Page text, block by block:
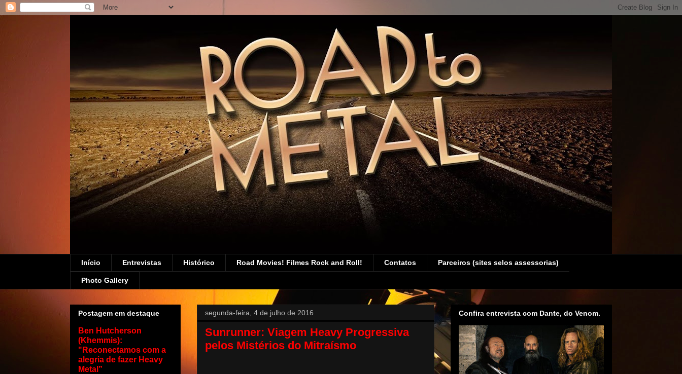
Início Entrevistas Histórico Road Movies! Filmes Rock and Roll! Contatos Parceiros (sites selos assessorias)
Photo Gallery
segunda-feira, 4 de julho de 2016
Sunrunner: Viagem Heavy Progressiva
pelos Mistérios do Mitraísmo
Postagem em destaque
Ben Hutcherson
(Khemmis):
"Reconectamos com a
alegria de fazer Heavy
Metal”
Confira entrevista com Dante, do Venom.